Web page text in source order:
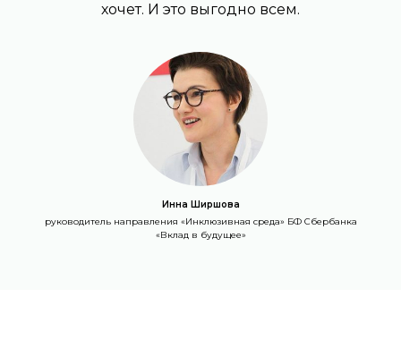
хочет. И это выгодно всем.
Инна Ширшова
руководитель направления «Инклюзивная среда» БФ Сбербанка
«Вклад в будущее»